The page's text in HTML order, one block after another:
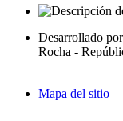
Desarrollado
Rocha -
Mapa del sitio